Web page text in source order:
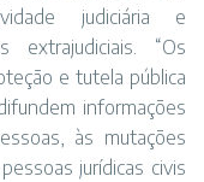
judiciária e
extrajudiciais. “Os
e tutela pública
informações
às mutações
jurídicas civis